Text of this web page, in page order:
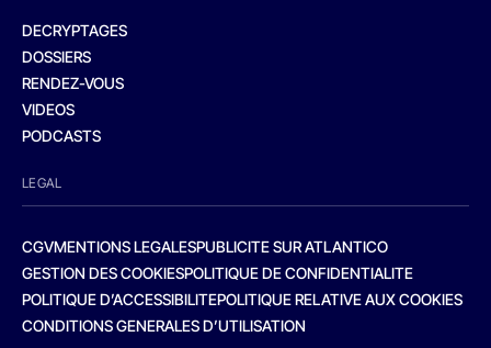
DECRYPTAGES
DOSSIERS
RENDEZ-VOUS
VIDEOS
PODCASTS
LEGAL
CGVMENTIONS LEGALESPUBLICITE SUR ATLANTICO
GESTION DES COOKIESPOLITIQUE DE CONFIDENTIALITE
POLITIQUE D’ACCESSIBILITEPOLITIQUE RELATIVE AUX COOKIES
CONDITIONS GENERALES D’UTILISATION